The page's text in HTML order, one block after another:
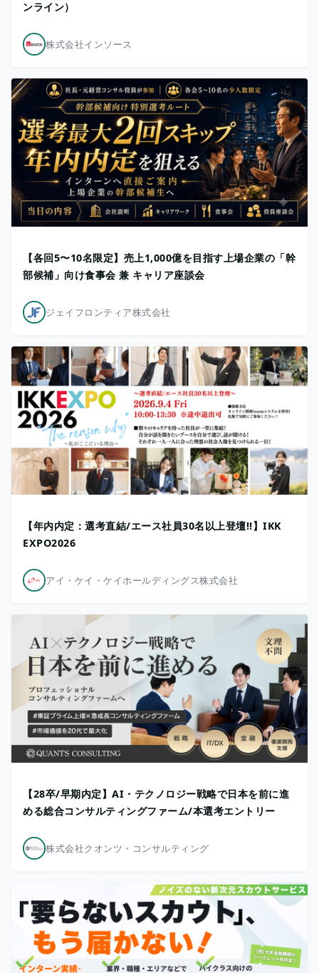
ンライン）
株式会社インソース
【各回5〜10名限定】売上1,000億を目指す上場企業の「幹
部候補」向け食事会 兼 キャリア座談会
ジェイフロンティア株式会社
【年内内定：選考直結/エース社員30名以上登壇!!】IKK
EXPO2026
アイ・ケイ・ケイホールディングス株式会社
【28卒/早期内定】AI・テクノロジー戦略で日本を前に進
める総合コンサルティングファーム/本選考エントリー
株式会社クオンツ・コンサルティング